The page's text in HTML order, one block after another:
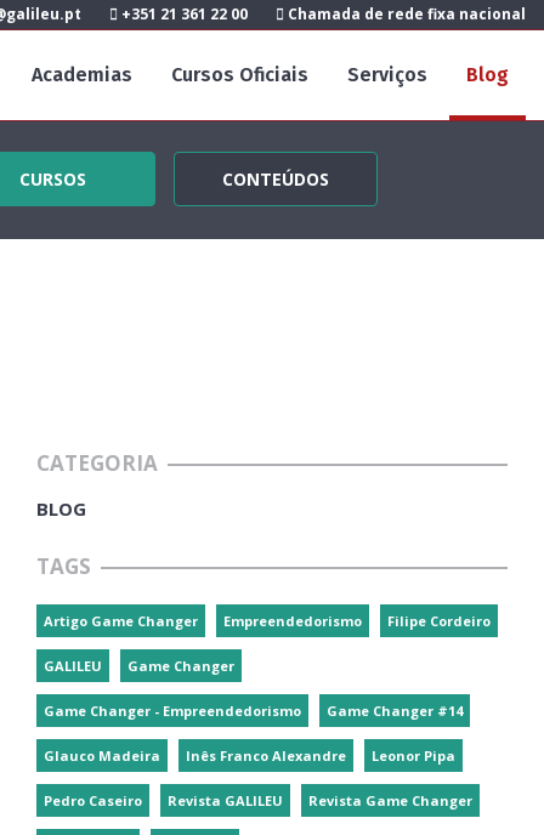
+351 21 361 22 00 Chamada de rede fixa nacional
Academias Cursos Oficiais Serviços Blog
CURSOS CONTEÚDOS
CATEGORIA
BLOG
TAGS
Artigo Game Changer Empreendedorismo Filipe Cordeiro
GALILEU Game Changer
Game Changer - Empreendedorismo Game Changer #14
Glauco Madeira Inês Franco Alexandre Leonor Pipa
Pedro Caseiro Revista GALILEU Revista Game Changer